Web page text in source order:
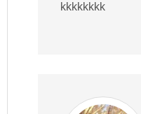
kkkkkkkk